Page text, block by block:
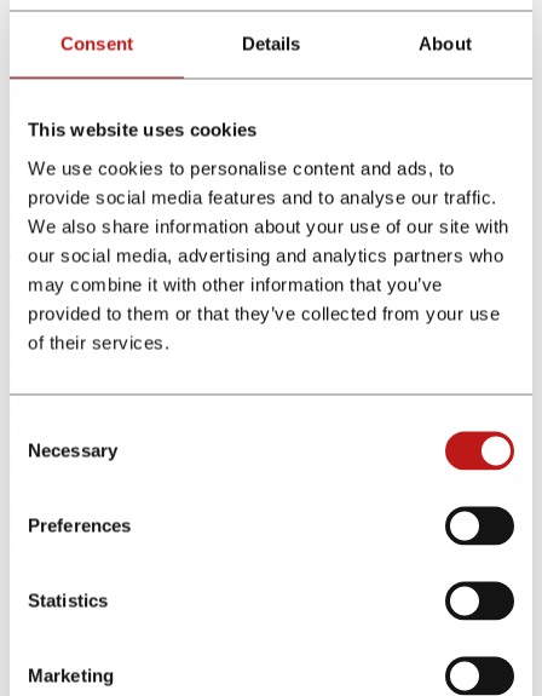
Consent Details About
This website uses cookies
We use cookies to personalise content and ads, to
provide social media features and to analyse our traffic.
We also share information about your use of our site with
our social media, advertising and analytics partners who
may combine it with other information that you’ve
provided to them or that they’ve collected from your use
of their services.
Selection
Necessary
Preferences
Statistics
Marketing
Coste por Clic (CPC)
en tu nicho en el sector de las finanzas.
Un CPC alto generalmente indica que las palabras clave tienen un
alto valor comercial y pueden ser rentables, pero también puede
significar una competencia más intensa en la publicidad pagada.
Tendencia de tu nicho financiero
Evaluar latendencia de tu nicho financierote ayuda a entender si
el interés está creciendo, manteniéndose estable o decreciendo.
interés y potencial de crecimiento. Las tendencias descendentes
Intención de búsqueda
La intención de búsqueda revela lo que realmente buscan los
usuarios cuando buscan
términos específicos en los motores de
Informacional:
Los usuarios buscan información general.
Los usuarios buscan un sitio web específico.
Transaccional:
Los usuarios están listos para realizar una